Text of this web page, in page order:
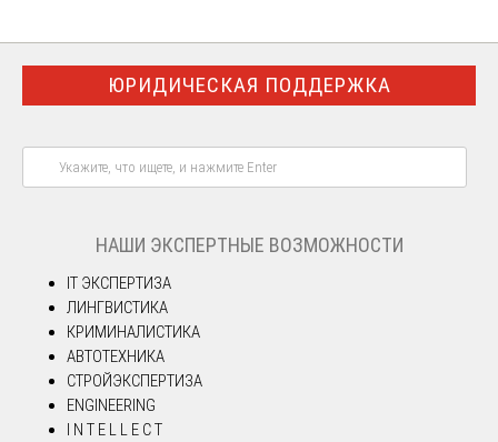
ЮРИДИЧЕСКАЯ ПОДДЕРЖКА
НАШИ ЭКСПЕРТНЫЕ ВОЗМОЖНОСТИ
IT ЭКСПЕРТИЗА
ЛИНГВИСТИКА
КРИМИНАЛИСТИКА
АВТОТЕХНИКА
СТРОЙЭКСПЕРТИЗА
ENGINEERING
I N T E L L E C T